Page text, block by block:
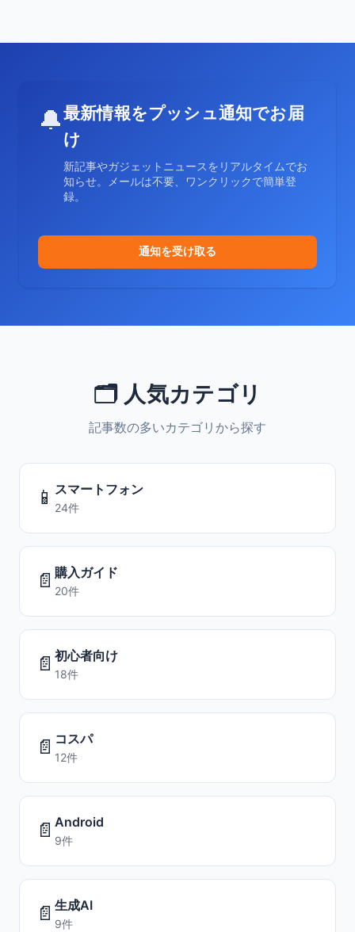
🔔最新情報をプッシュ通知でお届
け
新記事やガジェットニュースをリアルタイムでお
知らせ。メールは不要、ワンクリックで簡単登
録。
通知を受け取る
🗂️ 人気カテゴリ
記事数の多いカテゴリから探す
📱 スマートフォン
24件
📄 購入ガイド
20件
📄 初心者向け
18件
📄 コスパ
12件
📄 Android
9件
📄 生成AI
9件